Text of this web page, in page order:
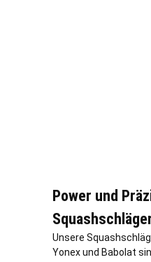
Power und
Unsere
Yonex und Babolat